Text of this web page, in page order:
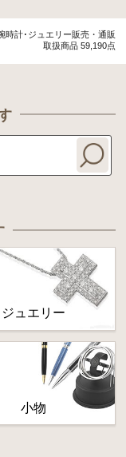
時計･ジュエリー販売・通販
取扱商品 59,190点
ジュエリー
小物